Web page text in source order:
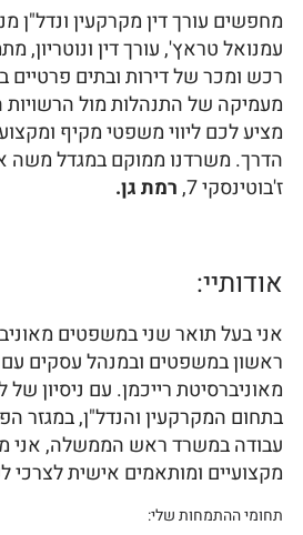
מחפשים עורך דין מקרקעין ונדל"ן
עמנואל טראץ', עורך דין ונוטריון,
רכש ומכר של דירות ובתים פרטיים
מעמיקה של התנהלות מול הרשויות
מציע לכם ליווי משפטי מקיף
ז'בוטינסקי 7,
רמת גן.
אודותיי:
אני בעל תואר שני במשפטים
ראשון במשפטים ובמנהל עסקים
בתחום המקרקעין והנדל"ן, במגזר
עבודה במשרד ראש הממשלה, אני
מקצועיים ומותאמים אישית לצרכי
תחומי ההתמחות שלי: